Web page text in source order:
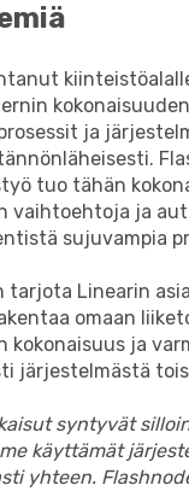
ja
tuo tähän
vaihtoehtoja ja
sujuvampia
tarjota Linearin
omaan
kokonaisuus ja
järjestelmästä
syntyvät
käyttämät
yhteen.